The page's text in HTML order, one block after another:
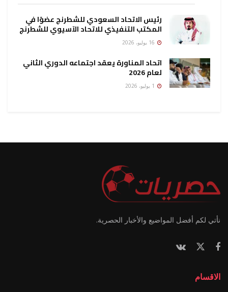
رئيس الاتحاد السعودي للشطرنج عضوًا في
المكتب التنفيذي للاتحاد الآسيوي للشطرنج
اتحاد المناورة يعقد اجتماعه الدوري الثاني
لعام 2026
نأتي لكم أفضل المواضيع والأخبار الحصرية.
الاقسام